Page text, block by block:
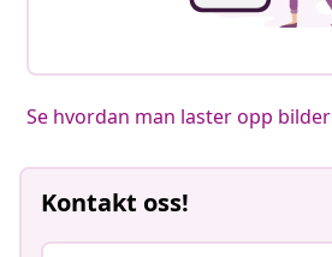
Se hvordan man laster opp bilder
Kontakt oss!